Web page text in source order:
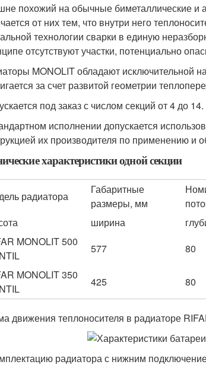
похожий на обычные биметаллические
от них тем, что внутри него
технологии сварки в единую
отсутствуют участки, потенциально
MONOLIT обладают исключительной
за счет развитой геометрии
под заказ с числом секций от 4 до 14.
исполнении допускается
их производителя по применению и
характеристики одной секции
радиатора
Габаритные
размеры, мм
ширина
MONOLIT 500
577 80
MONOLIT 350
425 80
движения теплоносителя в радиаторе
радиатора с нижним